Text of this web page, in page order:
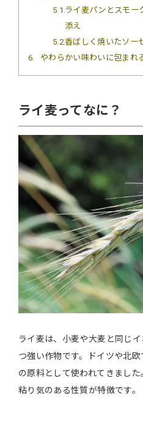
5.1 ライ麦パンとスモー
添え
5.2香ばしく焼いたソー
6
やわらかい味わいに包まれ
ライ麦ってなに？
ライ麦は、小麦や大麦と同じ
つ強い作物です。ドイツや北
の原料として使われてきまし
粘り気のある性質が特徴です。